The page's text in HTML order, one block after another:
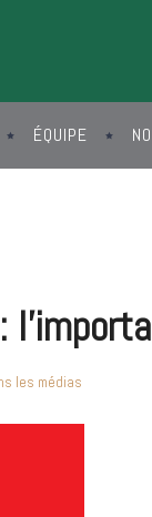
ÉQUIPE
les médias